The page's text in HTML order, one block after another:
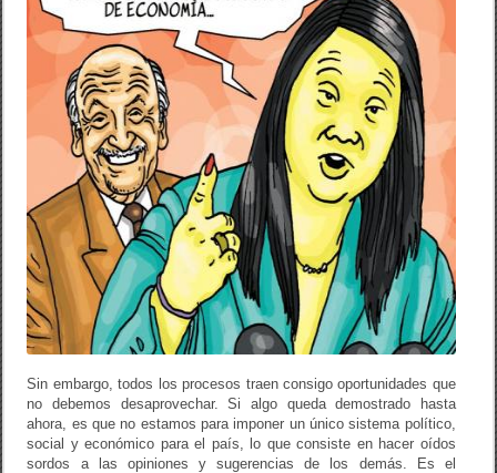
Sin embargo, todos los procesos traen consigo oportunidades que
no debemos desaprovechar. Si algo queda demostrado hasta
ahora, es que no estamos para imponer un único sistema político,
social y económico para el país, lo que consiste en hacer oídos
sordos a las opiniones y sugerencias de los demás. Es el